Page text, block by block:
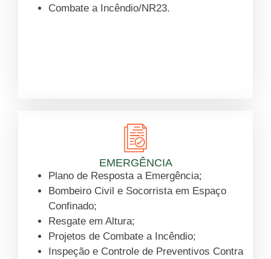
Combate a Incêndio/NR23.
EMERGÊNCIA
Plano de Resposta a Emergência;
Bombeiro Civil e Socorrista em Espaço
Confinado;
Resgate em Altura;
Projetos de Combate a Incêndio;
Inspeção e Controle de Preventivos Contra